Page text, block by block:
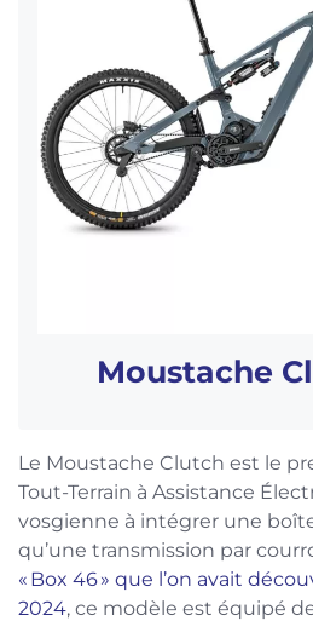
Moustache
Le Moustache Clutch est le
Tout-Terrain à Assistance
vosgienne à intégrer une
qu’une transmission par
« Box 46 » que l’on avait
2024, ce modèle est équipé